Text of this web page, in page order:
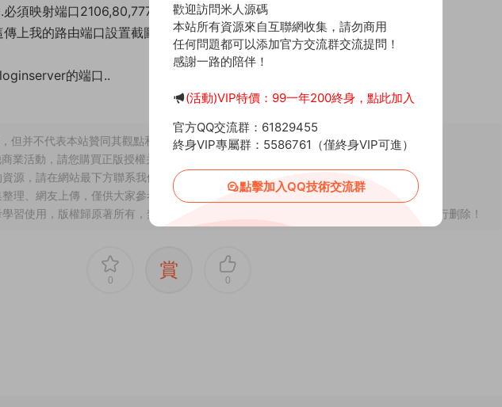
須映射端口2106,80,7777
上我的路由端口設置截圖
的端口..
但并不代表本站贊同其觀點和對其真實性負責。
業活動，請您購買正版授權并合法使用。
源，請在網站最下方聯系我們。将會第一時間解決！
理、網友上傳，僅供大家參考、學習，不存在任何商業目的與商業用途。
習使用，版權歸原著所有，禁止下載本站資源參與商業和非法行爲，請在24小時之内自行删除！
0 賞 0
歡迎訪問米人源碼
本站所有資源來自互聯網收集，請勿商用
任何問題都可以添加官方交流群交流提問！
感謝一路的陪伴！
(活動)VIP特價：99一年200終身，點此加入
官方QQ交流群：61829455
終身VIP專屬群：5586761（僅終身VIP可進）
點擊加入QQ技術交流群